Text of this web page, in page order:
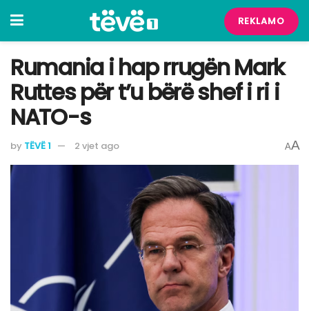
REKLAMO
Rumania i hap rrugën Mark
Ruttes për t’u bërë shef i ri i
NATO-s
by TËVË 1 2 vjet ago AA